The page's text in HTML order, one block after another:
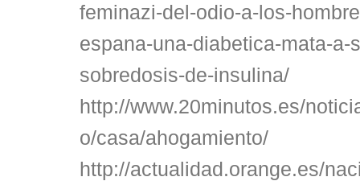
feminazi-del-odio-a-los-
espana-una-diabetica-mata-a-
sobredosis-de-insulina/
http://www.20minutos.es/
o/casa/ahogamiento/
http://actualidad.orange.es/